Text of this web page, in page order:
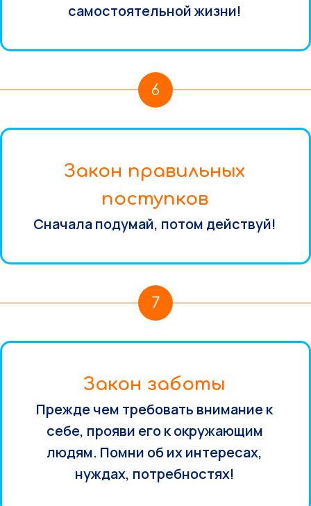
самостоятельной жизни!
6
Закон правильных
поступков
Сначала подумай, потом действуй!
7
Закон заботы
Прежде чем требовать внимание к
себе, прояви его к окружающим
людям. Помни об их интересах,
нуждах, потребностях!